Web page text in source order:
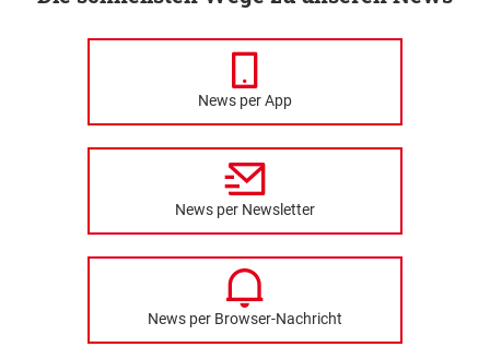
News per App
News per Newsletter
News per Browser-Nachricht